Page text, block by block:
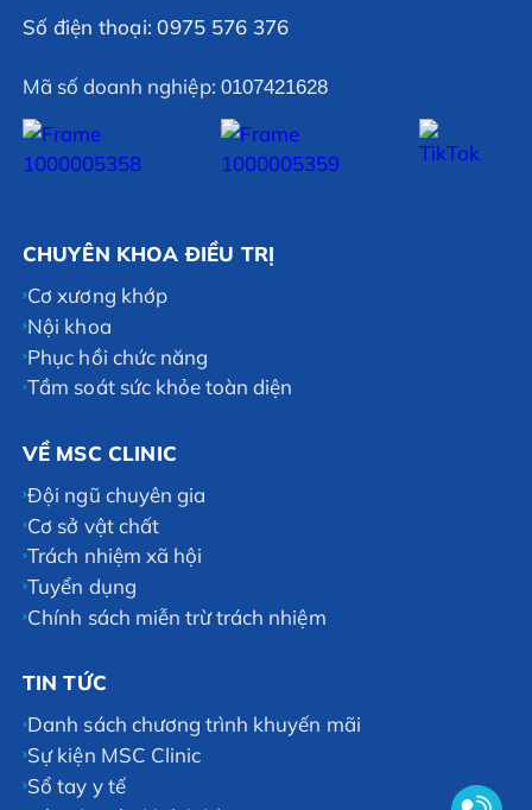
Số điện thoại: 0975 576 376
Mã số doanh nghiệp: 0107421628
CHUYÊN KHOA ĐIỀU TRỊ
Cơ xương khớp
Nội khoa
Phục hồi chức năng
Tầm soát sức khỏe toàn diện
VỀ MSC CLINIC
Đội ngũ chuyên gia
Cơ sở vật chất
Trách nhiệm xã hội
Tuyển dụng
Chính sách miễn trừ trách nhiệm
TIN TỨC
Danh sách chương trình khuyến mãi
Sự kiện MSC Clinic
Sổ tay y tế